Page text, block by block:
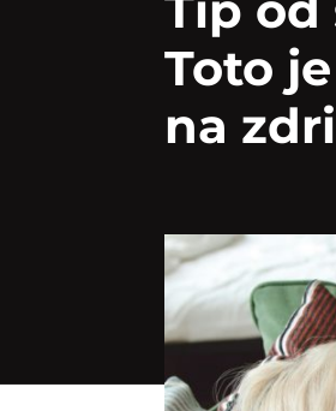
Toto
na